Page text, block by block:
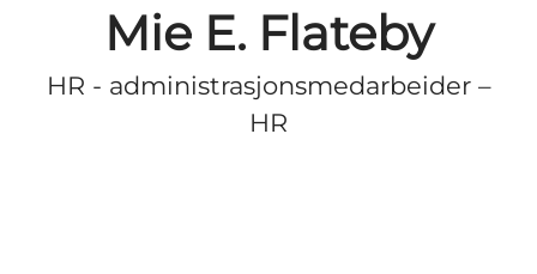
Mie E. Flateby
HR - administrasjonsmedarbeider –
HR